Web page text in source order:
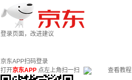
登录页面，改进建议
京东APP扫码登录
打开京东APP 点左上角扫一扫 查看教程